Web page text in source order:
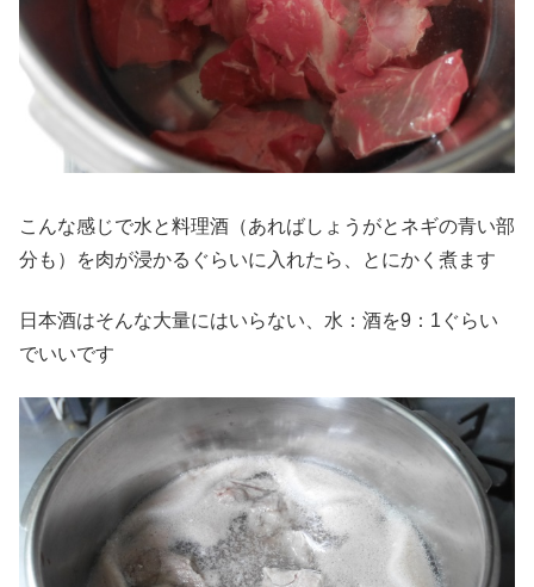
こんな感じで水と料理酒（あればしょうがとネギの青い部
分も）を肉が浸かるぐらいに入れたら、とにかく煮ます
日本酒はそんな大量にはいらない、水：酒を9：1ぐらい
でいいです